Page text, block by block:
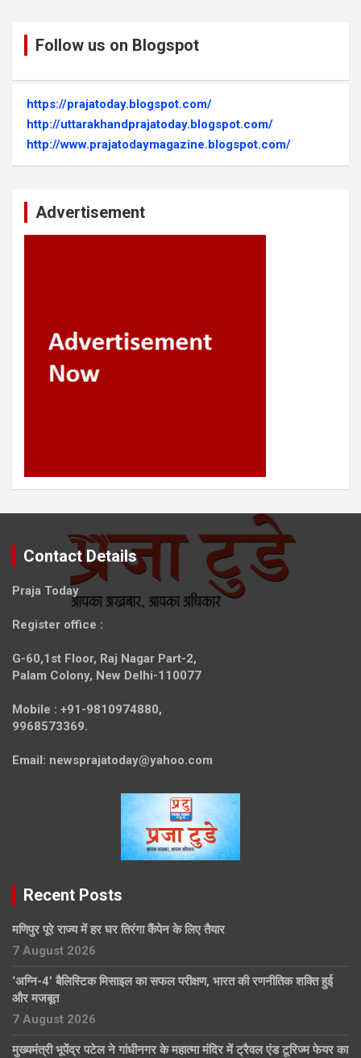
Follow us on Blogspot
https://prajatoday.blogspot.com/
http://uttarakhandprajatoday.blogspot.com/
http://www.prajatodaymagazine.blogspot.com/
Advertisement
Contact Details
Praja Today
Register office :
G-60,1st Floor, Raj Nagar Part-2,
Palam Colony, New Delhi-110077
Mobile : +91-9810974880,
9968573369.
Email: newsprajatoday@yahoo.com
Recent Posts
मणिपुर पूरे राज्य में हर घर तिरंगा कैंपेन के लिए तैयार
7 August 2026
‘अग्नि-4’ बैलिस्टिक मिसाइल का सफल परीक्षण, भारत की रणनीतिक शक्ति हुई
और मजबूत
7 August 2026
मुख्यमंत्री भूपेंद्र पटेल ने गांधीनगर के महात्मा मंदिर में ट्रैवल एंड टूरिज्म फेयर का